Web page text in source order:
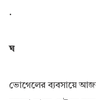
.
ঘ
ভোগেলের ব্যবসায়ে